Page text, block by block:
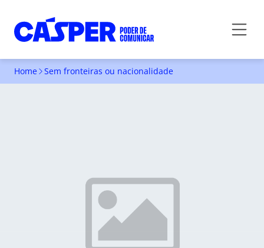
Home Sem fronteiras ou nacionalidade